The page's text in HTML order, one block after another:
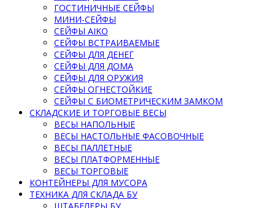
ГОСТИНИЧНЫЕ СЕЙФЫ
МИНИ-СЕЙФЫ
СЕЙФЫ AIKO
СЕЙФЫ ВСТРАИВАЕМЫЕ
СЕЙФЫ ДЛЯ ДЕНЕГ
СЕЙФЫ ДЛЯ ДОМА
СЕЙФЫ ДЛЯ ОРУЖИЯ
СЕЙФЫ ОГНЕСТОЙКИЕ
СЕЙФЫ С БИОМЕТРИЧЕСКИМ ЗАМКОМ
СКЛАДСКИЕ И ТОРГОВЫЕ ВЕСЫ
ВЕСЫ НАПОЛЬНЫЕ
ВЕСЫ НАСТОЛЬНЫЕ ФАСОВОЧНЫЕ
ВЕСЫ ПАЛЛЕТНЫЕ
ВЕСЫ ПЛАТФОРМЕННЫЕ
ВЕСЫ ТОРГОВЫЕ
КОНТЕЙНЕРЫ ДЛЯ МУСОРА
ТЕХНИКА ДЛЯ СКЛАДА БУ
ШТАБЕЛЕРЫ БУ